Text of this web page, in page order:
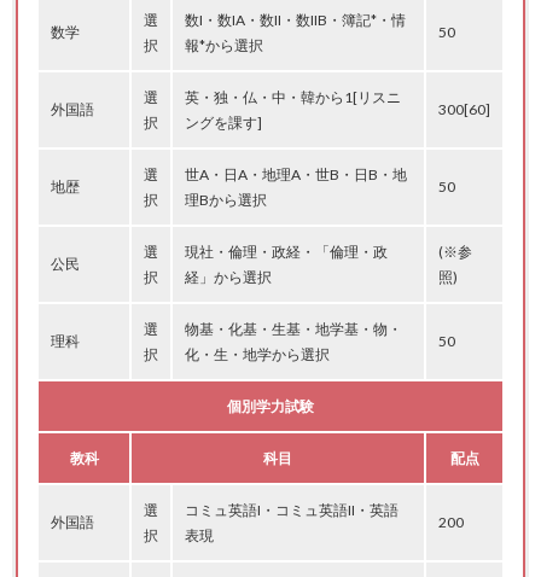
数学
選
択
数I・数IA・数II・数IIB・簿記*・情
報*から選択
50
外国語
選
択
英・独・仏・中・韓から1[リスニ
ングを課す]
300[60]
地歴
選
択
世A・日A・地理A・世B・日B・地
理Bから選択
50
公民
選
択
現社・倫理・政経・「倫理・政
経」から選択
(※参
照)
理科
選
択
物基・化基・生基・地学基・物・
化・生・地学から選択
50
個別学力試験
教科 科目 配点
外国語
選
択
コミュ英語I・コミュ英語II・英語
表現
200